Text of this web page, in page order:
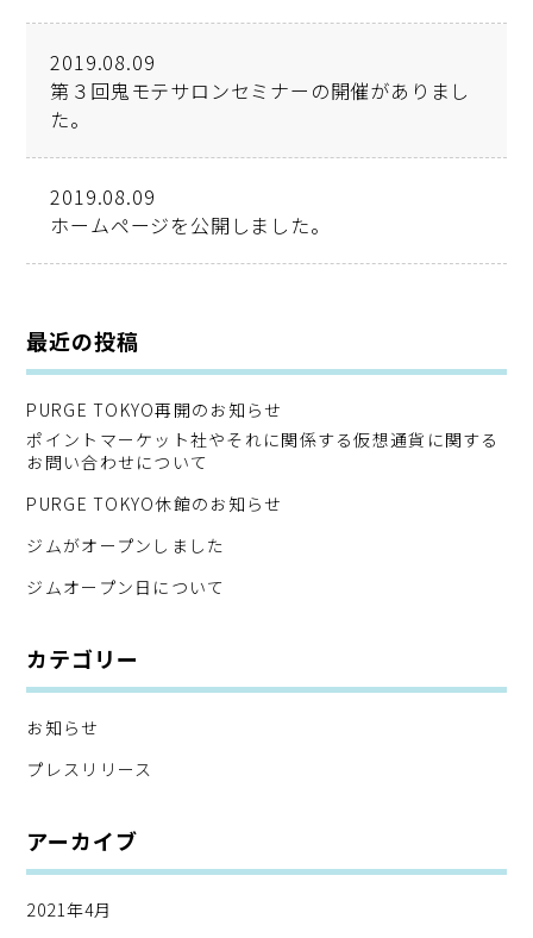
2019.08.09
第３回鬼モテサロンセミナーの開催がありまし
た。
2019.08.09
ホームページを公開しました。
最近の投稿
PURGE TOKYO再開のお知らせ
ポイントマーケット社やそれに関係する仮想通貨に関する
お問い合わせについて
PURGE TOKYO休館のお知らせ
ジムがオープンしました
ジムオープン日について
カテゴリー
お知らせ
プレスリリース
アーカイブ
2021年4月